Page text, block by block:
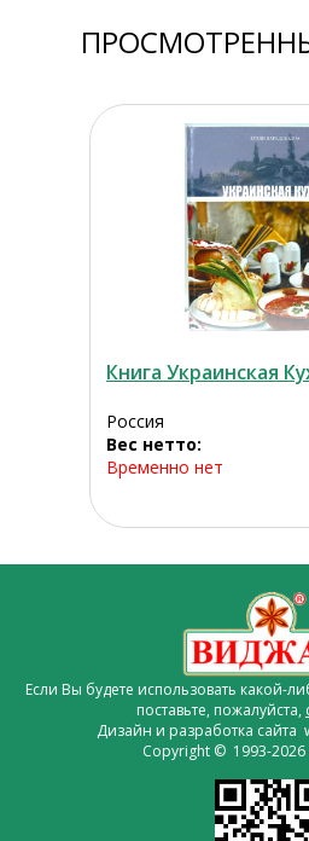
Книга Украинская
Россия
Вес нетто:
Временно нет
Если Вы будете использовать какой-
поставьте, пожалуйста,
Дизайн и разработка сайта
Copyright © 1993-2026